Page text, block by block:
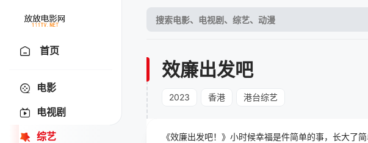
首页
电影
电视剧
综艺
效廉出发吧
2023 香港 港台综艺
《效廉出发吧！》小时候幸福是件简单的事，长大了